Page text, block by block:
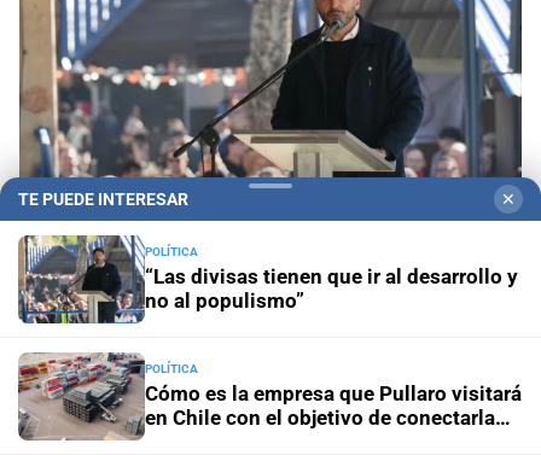
Pullaro en Reconquista “Las divisas tienen que ir
al desarrollo y no al populismo”
El gobernador en el vecino país
Cómo es la empresa que
Pullaro visitará en Chile con el objetivo de conectarla con
Santa Fe
TE PUEDE INTERESAR ✕
POLÍTICA
“Las divisas tienen que ir al desarrollo y
no al populismo”
POLÍTICA
Cómo es la empresa que Pullaro visitará
en Chile con el objetivo de conectarla